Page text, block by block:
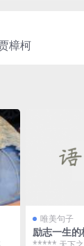
樟柯
唯美句子
励志一生的